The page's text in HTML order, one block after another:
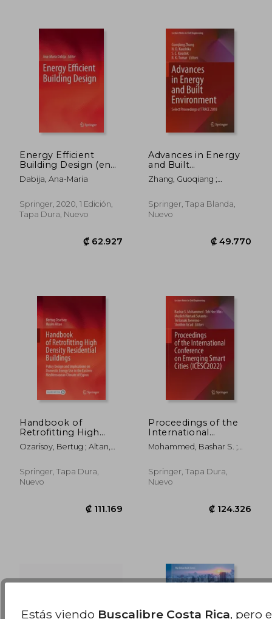
Energy Efficient
Building Design (en
Inglés)
Dabija, Ana-Maria
Springer, 2020, 1 Edición,
Tapa Dura, Nuevo
Advances in Energy
and Built
Environment: Select
Proceedings of Trace
Zhang, Guoqiang ;
C.
Springer, Tapa Blanda,
Nuevo
Handbook of
Retrofitting High
Density Residential
Buildings: Policy
Implications on
Domestic Energy Use
Ozarisoy, Bertug ; Altan,
Springer, Tapa Dura,
Nuevo
Proceedings of the
International
Conference on
Emerging Smart
Inglés)
Mohammed, Bashar S. ;
Muslich Hartadi
Springer, Tapa Dura,
Nuevo
Estás viendo Buscalibre Costa Rica, pero